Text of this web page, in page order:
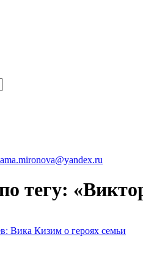
тегу:
Вика Кизим о героях семьи